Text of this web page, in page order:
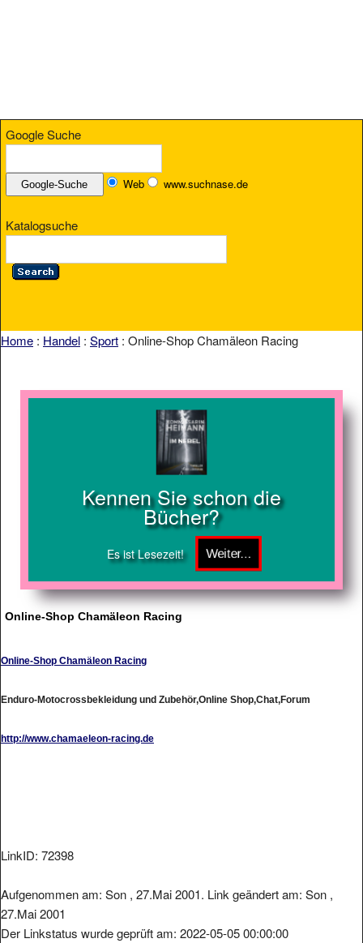
Google Suche
Web www.suchnase.de
Katalogsuche
Home : Handel : Sport : Online-Shop Chamäleon Racing
Kennen Sie schon die
Bücher?
Es ist Lesezeit!
Online-Shop Chamäleon Racing
Online-Shop Chamäleon Racing
Enduro-Motocrossbekleidung und Zubehör,Online Shop,Chat,Forum
http://www.chamaeleon-racing.de
LinkID: 72398
Aufgenommen am: Son , 27.Mai 2001. Link geändert am: Son ,
27.Mai 2001
Der Linkstatus wurde geprüft am: 2022-05-05 00:00:00